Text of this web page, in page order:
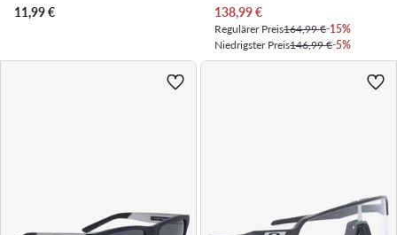
11,99€
Aktueller Preis
138,99€
Regulärer Preis164,99 €-15%
Niedrigster Preis146,99 €-5%